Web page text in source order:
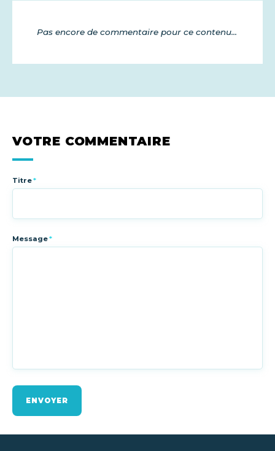
Pas encore de commentaire pour ce contenu...
VOTRE COMMENTAIRE
Titre*
Message*
ENVOYER